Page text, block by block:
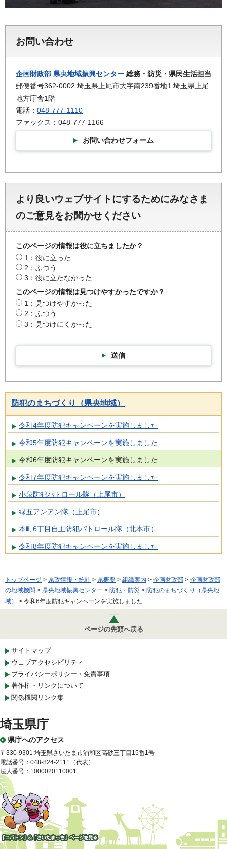
お問い合わせ
企画財政部 県央地域振興センター 総務・防災・県民生活担当
郵便番号362-0002 埼玉県上尾市大字南239番地1 埼玉県上尾
地方庁舎1階
電話： 048-777-1110
ファックス：048-777-1166
お問い合わせフォーム
より良いウェブサイトにするためにみなさま
のご意見をお聞かせください
このページの情報は役に立ちましたか？
1：役に立った
2：ふつう
3：役に立たなかった
このページの情報は見つけやすかったですか？
1：見つけやすかった
2：ふつう
3：見つけにくかった
送信
防犯のまちづくり（県央地域）
令和4年度防犯キャンペーンを実施しました
令和5年度防犯キャンペーンを実施しました
令和6年度防犯キャンペーンを実施しました
令和7年度防犯キャンペーンを実施しました
小泉防犯パトロール隊（上尾市）
緑五アンアン隊（上尾市）
本町6丁目自主防犯パトロール隊（北本市）
令和8年度防犯キャンペーンを実施しました
トップページ > 県政情報・統計 > 県概要 > 組織案内 > 企画財政部 > 企画財政部
の地域機関 > 県央地域振興センター > 防犯・防災 > 防犯のまちづくり（県央地
域）
> 令和6年度防犯キャンペーンを実施しました
ページの先頭へ戻る
サイトマップ
ウェブアクセシビリティ
プライバシーポリシー・免責事項
著作権・リンクについて
関係機関リンク集
埼玉県庁
県庁へのアクセス
〒330-9301 埼玉県さいたま市浦和区高砂三丁目15番1号
電話番号：048-824-2111（代表）
法人番号：1000020110001
「コバトン」&「さいたまっ